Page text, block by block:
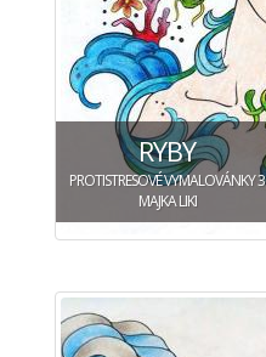
RYBY
PROTISTRESOVÉ VYMALOVÁNKY 3
MAJKA LIKI